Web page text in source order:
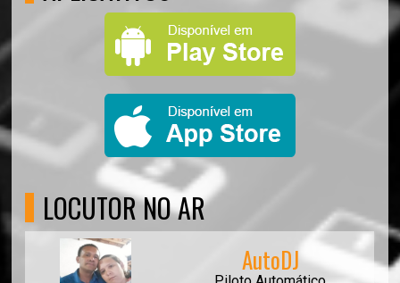
LOCUTOR NO AR
AutoDJ